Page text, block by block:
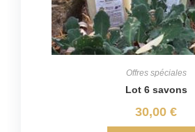
Offres spéciales
Lot 6 savons
30,00 €